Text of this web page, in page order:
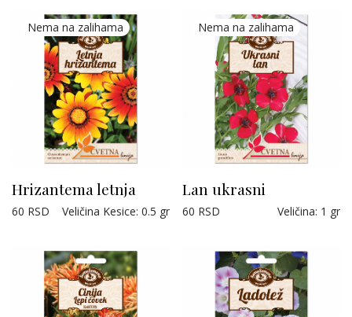
Hrizantema letnja
Veličina Kesice: 0.5 gr
60 RSD
Lan ukrasni
Veličina: 1 gr
60 RSD